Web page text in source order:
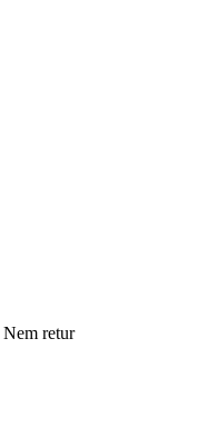
Nem retur